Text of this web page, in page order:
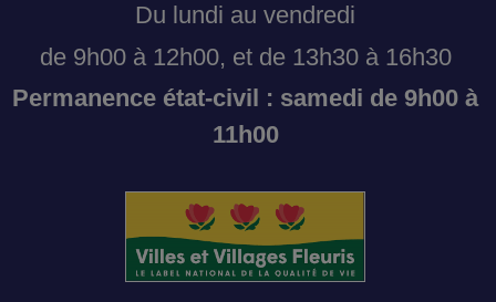
Du lundi au vendredi
de 9h00 à 12h00, et de 13h30 à 16h30
Permanence état-civil : samedi de 9h00 à
11h00